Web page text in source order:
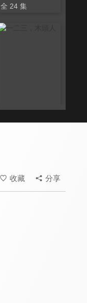
全 24 集
收藏 分享